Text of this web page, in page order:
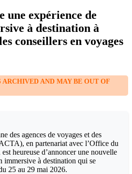
une expérience de
à destination à
conseillers en voyages
AND MAY BE OUT OF
des agences de voyages et des
en partenariat avec l’Office du
heureuse d’annoncer une nouvelle
immersive à destination qui se
25 au 29 mai 2026.